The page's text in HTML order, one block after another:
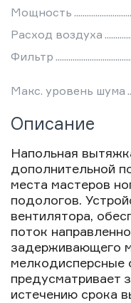
Мощность
Расход воздуха
Фильтр
Макс. уровень шума
Описание
Напольная
дополнительной
места мастеров
подологов.
вентилятора,
поток
задерживающего
мелкодисперсные
предусматривает
истечению срока